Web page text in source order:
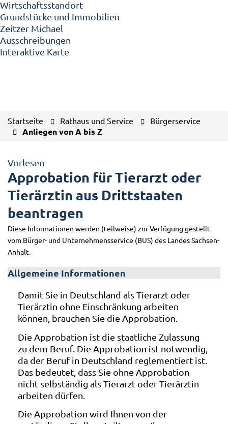
Wirtschaftsstandort
Grundstücke und Immobilien
Zeitzer Michael
Ausschreibungen
Interaktive Karte
Startseite Rathaus und Service Bürgerservice
Anliegen von A bis Z
Vorlesen
Approbation für Tierarzt oder
Tierärztin aus Drittstaaten
beantragen
Diese Informationen werden (teilweise) zur Verfügung gestellt
vom Bürger- und Unternehmensservice (BUS) des Landes Sachsen-
Anhalt.
Allgemeine Informationen
Damit Sie in Deutschland als Tierarzt oder
Tierärztin ohne Einschränkung arbeiten
können, brauchen Sie die Approbation.
Die Approbation ist die staatliche Zulassung
zu dem Beruf. Die Approbation ist notwendig,
da der Beruf in Deutschland reglementiert ist.
Das bedeutet, dass Sie ohne Approbation
nicht selbständig als Tierarzt oder Tierärztin
arbeiten dürfen.
Die Approbation wird Ihnen von der